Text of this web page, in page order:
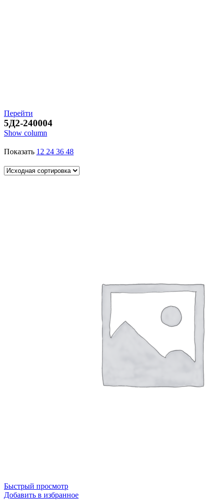
Перейти
5Д2-240004
Show column
Показать 12 24 36 48
Быстрый просмотр
Добавить в избранное